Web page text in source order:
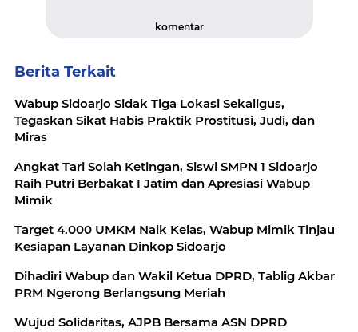
komentar
Berita Terkait
Wabup Sidoarjo Sidak Tiga Lokasi Sekaligus,
Tegaskan Sikat Habis Praktik Prostitusi, Judi, dan
Miras
Angkat Tari Solah Ketingan, Siswi SMPN 1 Sidoarjo
Raih Putri Berbakat I Jatim dan Apresiasi Wabup
Mimik
Target 4.000 UMKM Naik Kelas, Wabup Mimik Tinjau
Kesiapan Layanan Dinkop Sidoarjo
Dihadiri Wabup dan Wakil Ketua DPRD, Tablig Akbar
PRM Ngerong Berlangsung Meriah
Wujud Solidaritas, AJPB Bersama ASN DPRD